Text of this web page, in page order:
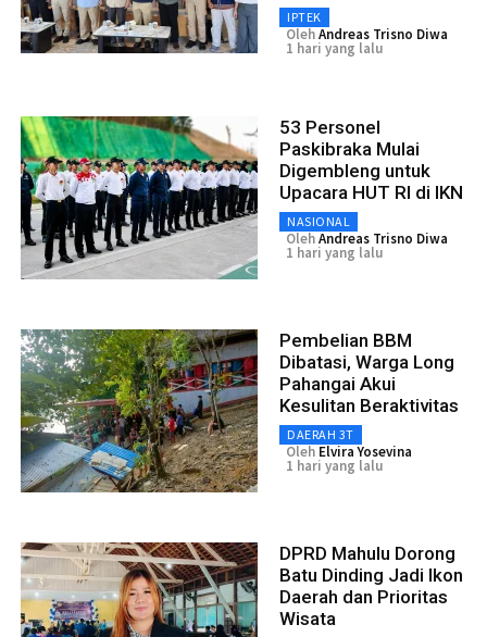
IPTEK
OlehAndreas Trisno Diwa
1 hari yang lalu
53 Personel
Paskibraka Mulai
Digembleng untuk
Upacara HUT RI di IKN
NASIONAL
OlehAndreas Trisno Diwa
1 hari yang lalu
Pembelian BBM
Dibatasi, Warga Long
Pahangai Akui
Kesulitan Beraktivitas
DAERAH 3T
Oleh Elvira Yosevina
1 hari yang lalu
DPRD Mahulu Dorong
Batu Dinding Jadi Ikon
Daerah dan Prioritas
Wisata